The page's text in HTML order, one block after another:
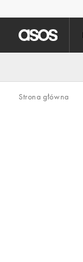
Strona główna